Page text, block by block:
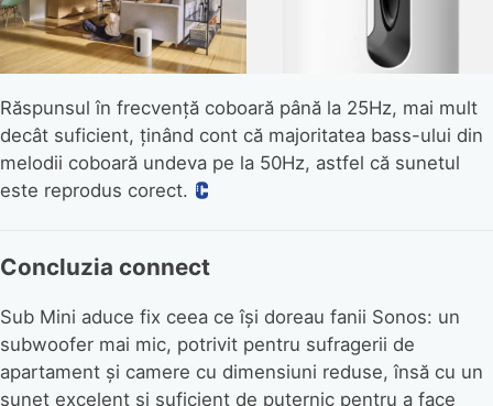
Răspunsul în frecvență coboară până la 25Hz, mai mult
decât suficient, ținând cont că majoritatea bass-ului din
melodii coboară undeva pe la 50Hz, astfel că sunetul
este reprodus corect.
Concluzia connect
Sub Mini aduce fix ceea ce își doreau fanii Sonos: un
subwoofer mai mic, potrivit pentru sufragerii de
apartament și camere cu dimensiuni reduse, însă cu un
sunet excelent și suficient de puternic pentru a face